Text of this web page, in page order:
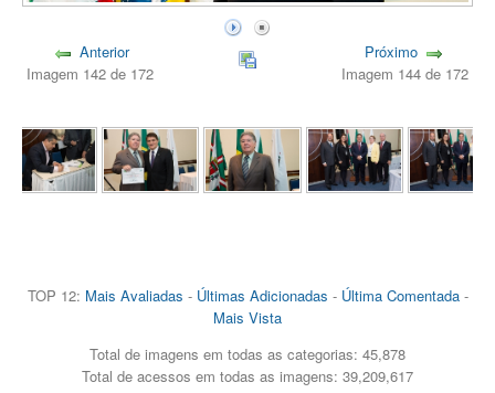
Anterior
Imagem 142 de 172
Próximo
Imagem 144 de 172
TOP 12: Mais Avaliadas - Últimas Adicionadas - Última Comentada-
Mais Vista
Total de imagens em todas as categorias: 45,878
Total de acessos em todas as imagens: 39,209,617